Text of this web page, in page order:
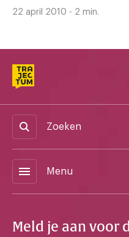
22 april 2010 - 2 min.
Zoeken
menu Menu
Meld je aan voor